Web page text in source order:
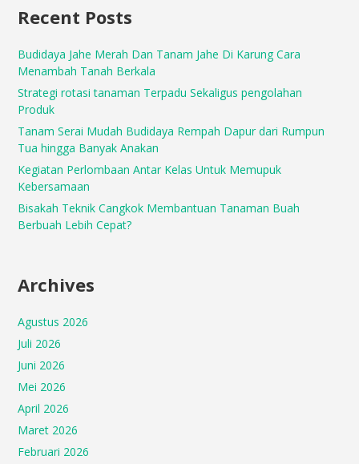
Recent Posts
Budidaya Jahe Merah Dan Tanam Jahe Di Karung Cara
Menambah Tanah Berkala
Strategi rotasi tanaman Terpadu Sekaligus pengolahan
Produk
Tanam Serai Mudah Budidaya Rempah Dapur dari Rumpun
Tua hingga Banyak Anakan
Kegiatan Perlombaan Antar Kelas Untuk Memupuk
Kebersamaan
Bisakah Teknik Cangkok Membantuan Tanaman Buah
Berbuah Lebih Cepat?
Archives
Agustus 2026
Juli 2026
Juni 2026
Mei 2026
April 2026
Maret 2026
Februari 2026